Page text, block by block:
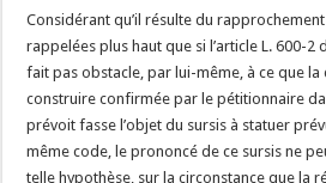
Considérant qu’il résulte du
rappelées plus haut que si l’article L. 600-2
fait pas obstacle, par lui-même, à ce que
construire confirmée par le pétitionnaire
prévoit fasse l’objet du sursis à statuer
même code, le prononcé de ce sursis ne
telle hypothèse, sur la circonstance que la